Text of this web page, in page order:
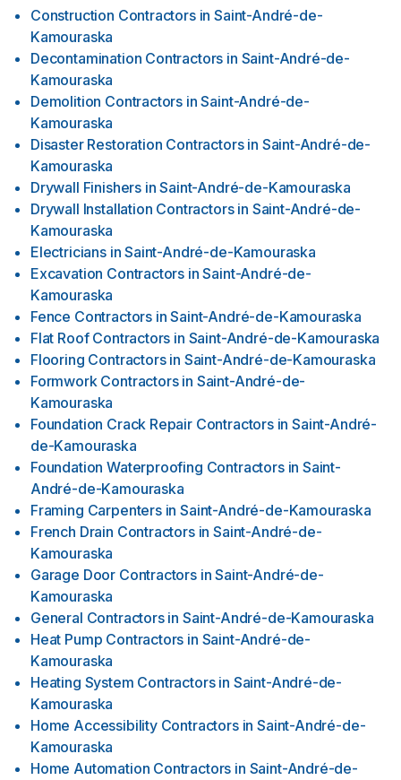
Construction Contractors in Saint-André-de-
Kamouraska
Decontamination Contractors in Saint-André-de-
Kamouraska
Demolition Contractors in Saint-André-de-
Kamouraska
Disaster Restoration Contractors in Saint-André-de-
Kamouraska
Drywall Finishers in Saint-André-de-Kamouraska
Drywall Installation Contractors in Saint-André-de-
Kamouraska
Electricians in Saint-André-de-Kamouraska
Excavation Contractors in Saint-André-de-
Kamouraska
Fence Contractors in Saint-André-de-Kamouraska
Flat Roof Contractors in Saint-André-de-Kamouraska
Flooring Contractors in Saint-André-de-Kamouraska
Formwork Contractors in Saint-André-de-
Kamouraska
Foundation Crack Repair Contractors in Saint-André-
de-Kamouraska
Foundation Waterproofing Contractors in Saint-
André-de-Kamouraska
Framing Carpenters in Saint-André-de-Kamouraska
French Drain Contractors in Saint-André-de-
Kamouraska
Garage Door Contractors in Saint-André-de-
Kamouraska
General Contractors in Saint-André-de-Kamouraska
Heat Pump Contractors in Saint-André-de-
Kamouraska
Heating System Contractors in Saint-André-de-
Kamouraska
Home Accessibility Contractors in Saint-André-de-
Kamouraska
Home Automation Contractors in Saint-André-de-